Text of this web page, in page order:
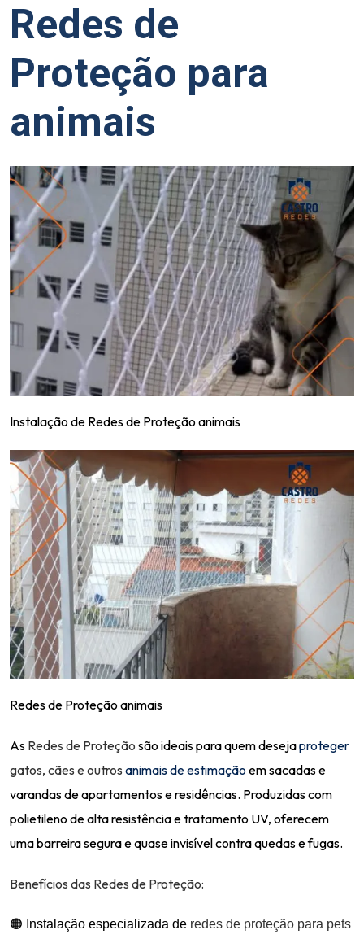
Redes de
Proteção para
animais
Instalação de Redes de Proteção animais
Redes de Proteção animais
As Redes de Proteção são ideais para quem desejaproteger
gatos, cães e outros animais de estimação em sacadas e
varandas de apartamentos e residências. Produzidas com
polietileno de alta resistência e tratamento UV, oferecem
uma barreira segura e quase invisível contra quedas e fugas.
Benefícios das Redes de Proteção:
🟠 Instalação especializada de redes de proteção para pets